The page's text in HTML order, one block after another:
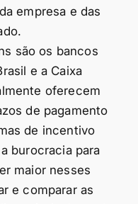
empresa e das
são os bancos
e a Caixa
oferecem
de pagamento
de incentivo
burocracia para
maior nesses
e comparar as